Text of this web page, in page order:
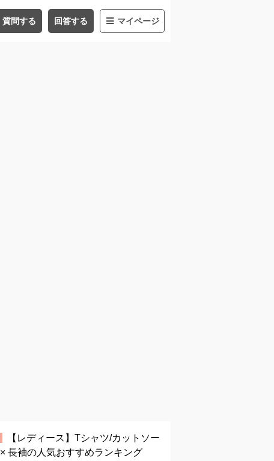
質問する 回答する マイページ
【レディース】 Tシャツ/カットソー
× 長袖の人気おすすめランキング